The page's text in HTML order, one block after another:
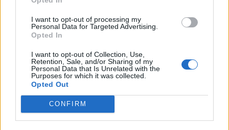
I want to opt-out of processing my
Personal Data for Targeted Advertising.
Opted In
I want to opt-out of Collection, Use,
Retention, Sale, and/or Sharing of my
Personal Data that Is Unrelated with the
Purposes for which it was collected.
Opted Out
CONFIRM